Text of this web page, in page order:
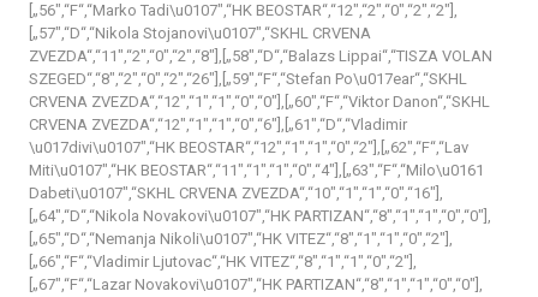
[„56″,“F“,“Marko Tadi\u0107″,“HK BEOSTAR“,“12″,“2″,“0″,“2″,“2″],
[„57″,“D“,“Nikola Stojanovi\u0107″,“SKHL CRVENA
ZVEZDA“,“11″,“2″,“0″,“2″,“8″],[„58″,“D“,“Balazs Lippai“,“TISZA VOLAN
SZEGED“,“8″,“2″,“0″,“2″,“26″],[„59″,“F“,“Stefan Po\u017ear“,“SKHL
CRVENA ZVEZDA“,“12″,“1″,“1″,“0″,“0″],[„60″,“F“,“Viktor Danon“,“SKHL
CRVENA ZVEZDA“,“12″,“1″,“1″,“0″,“6″],[„61″,“D“,“Vladimir
\u017divi\u0107″,“HK BEOSTAR“,“12″,“1″,“1″,“0″,“2″],[„62″,“F“,“Lav
Miti\u0107″,“HK BEOSTAR“,“11″,“1″,“1″,“0″,“4″],[„63″,“F“,“Milo\u0161
Dabeti\u0107″,“SKHL CRVENA ZVEZDA“,“10″,“1″,“1″,“0″,“16″],
[„64″,“D“,“Nikola Novakovi\u0107″,“HK PARTIZAN“,“8″,“1″,“1″,“0″,“0″],
[„65″,“D“,“Nemanja Nikoli\u0107″,“HK VITEZ“,“8″,“1″,“1″,“0″,“2″],
[„66″,“F“,“Vladimir Ljutovac“,“HK VITEZ“,“8″,“1″,“1″,“0″,“2″],
[„67″,“F“,“Lazar Novakovi\u0107″,“HK PARTIZAN“,“8″,“1″,“1″,“0″,“0″],